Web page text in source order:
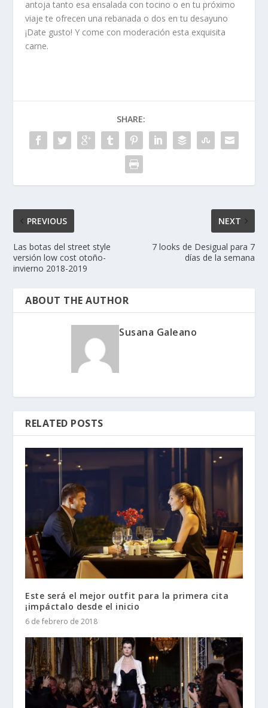
antoja tanto esa ensalada con tocino o en tu próximo
viaje te ofrecen una rebanada o dos en tu desayuno
¡Date gusto! Y come con moderación esta exquisita
carne.
SHARE:
PREVIOUS
Las botas del street style
versión low cost otoño-
invierno 2018-2019
NEXT
7 looks de Desigual para 7
días de la semana
ABOUT THE AUTHOR
Susana Galeano
RELATED POSTS
Este será el mejor outfit para la primera cita
¡impáctalo desde el inicio
6 de febrero de 2018